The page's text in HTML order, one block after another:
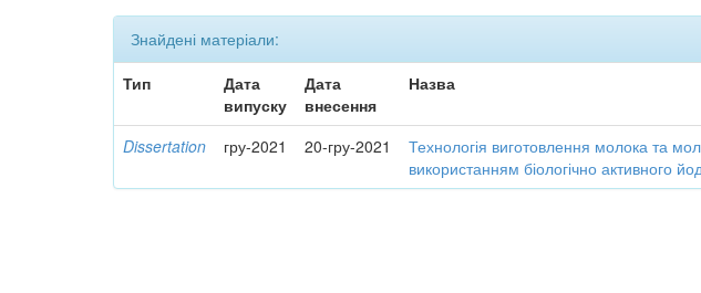
Знайдені матеріали:
Тип
Дата
випуску
Дата
внесення
Назва
Dissertation гру-2021 20-гру-2021
Технологія виготовлення молока та
використанням біологічно активного